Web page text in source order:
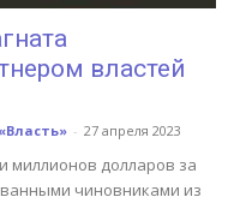
властей
- 27 апреля 2023
миллионов долларов за
чиновниками из